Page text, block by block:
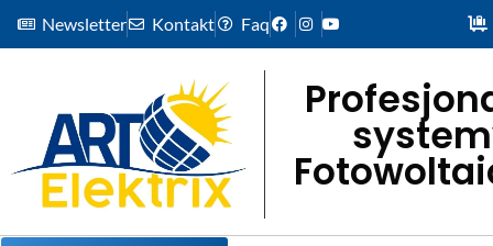
Newsletter Kontakt Faq